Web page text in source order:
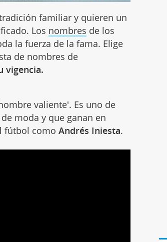
familiar y quieren un
Los nombres de los
la fuerza de la fama. Elige
de nombres de
vigencia.
valiente'. Es uno de
moda y que ganan en
fútbol comoAndrés Iniesta.